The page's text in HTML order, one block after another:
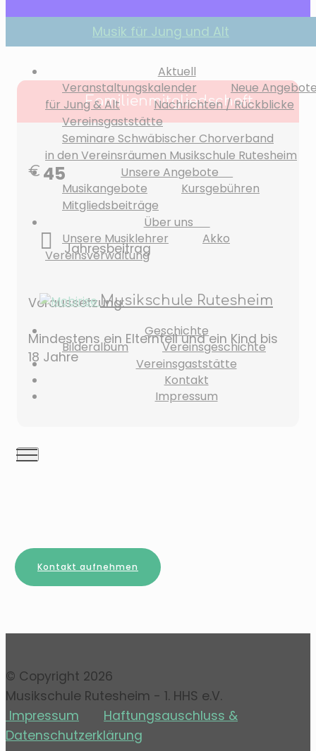
Musik für Jung und Alt
Aktuell
Veranstaltungskalender
Neue
für Jung & Alt
Nachrichten / Rückblicke
Vereinsgaststätte
Seminare Schwäbischer Chorverband
in den Vereinsräumen Musikschule Rutesheim
Unsere Angebote
Musikangebote
Kursgebühren
Mitgliedsbeiträge
Über uns
Unsere Musiklehrer
Akko
Vereinsverwaltung
Musikschule Rutesheim
Geschichte
Bilderalbum
Vereinsgeschichte
Vereinsgaststätte
Kontakt
Impressum
Familienmitgliedschaft
€ 45
Jahresbeitrag
Voraussetzung:
Mindestens ein Elternteil und ein Kind bis
18 Jahre
Kontakt aufnehmen
© Copyright 2026
Musikschule Rutesheim - 1. HHS e.V.
Impressum
Haftungsauschluss &
Datenschutzerklärung